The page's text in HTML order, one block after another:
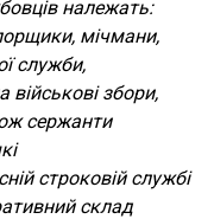
належать:
мічмани,
служби,
військові збори,
сержанти
строковій службі
склад